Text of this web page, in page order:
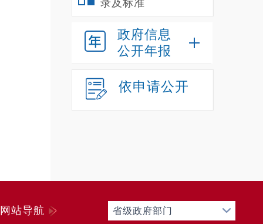
录及标准
政府信息
公开年报
依申请公开
网站导航 省级政府部门